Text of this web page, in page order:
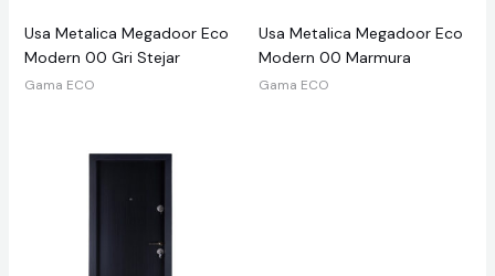
Usa Metalica Megadoor Eco
Modern 00 Gri Stejar
Gama ECO
Usa Metalica Megadoor Eco
Modern 00 Marmura
Gama ECO